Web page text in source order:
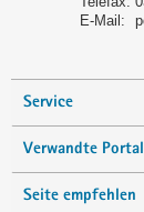
E-Mail:
Service
Verwandte
Seite empfehlen